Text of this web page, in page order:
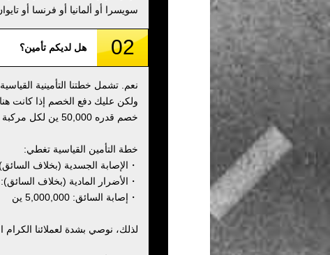
سويسرا أو ألمانيا أو فرنسا أو
02 هل لديكم تأمين؟
نعم. تشمل خطتنا التأمينية
ولكن عليك دفع الخصم إذا كانت
خصم قدره 50,000 ين لكل مركبة مباشرة بعد الجولة.
خطة التأمين القياسية تغطي:
・الإصابة الجسدية (بخلاف السائق): 800,000,000
・الأضرار المادية (بخلاف السائق): 2,000,000 ين
・إصابة السائق: 5,000,000 ين
لذلك، نوصي بشدة لعملائنا